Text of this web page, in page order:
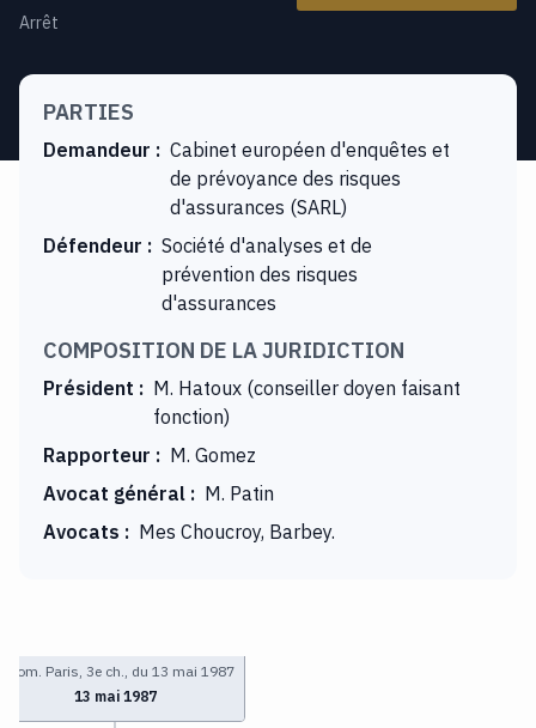
Arrêt
PARTIES
Demandeur : Cabinet européen d'enquêtes et
de prévoyance des risques
d'assurances (SARL)
Défendeur : Société d'analyses et de
prévention des risques
d'assurances
COMPOSITION DE LA JURIDICTION
Président : M. Hatoux (conseiller doyen faisant
fonction)
Rapporteur : M. Gomez
Avocat général : M. Patin
Avocats : Mes Choucroy, Barbey.
com. Paris, 3e ch., du 13 mai 1987
13 mai 1987